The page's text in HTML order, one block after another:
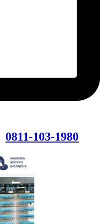
0811-103-1980